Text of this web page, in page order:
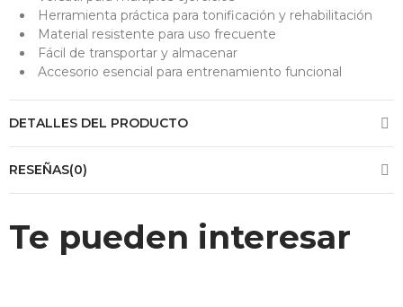
Herramienta práctica para tonificación y rehabilitación
Material resistente para uso frecuente
Fácil de transportar y almacenar
Accesorio esencial para entrenamiento funcional
DETALLES DEL PRODUCTO
RESEÑAS(0)
Te pueden interesar